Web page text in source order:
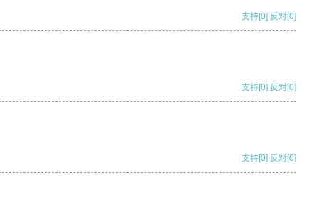
支持[0] 反对[0]
支持[0] 反对[0]
支持[0] 反对[0]